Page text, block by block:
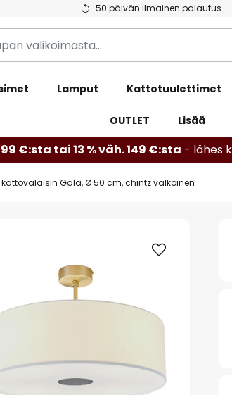
50 päivän ilmainen palautus
Lamput Kattotuulettimet
OUTLET Lisää
€:sta tai 13 % väh. 149 €:sta - lähes
Gala, Ø 50 cm, chintz valkoinen